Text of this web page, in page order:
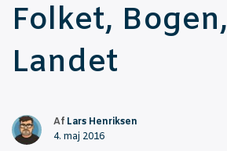
Fol­ket, Bogen,
Landet
Af Lars Henriksen
4. maj 2016